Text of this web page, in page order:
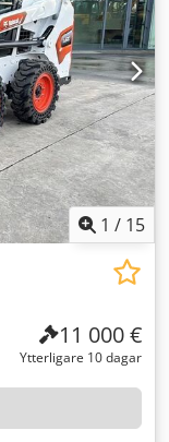
Hastighetsklass:
fram typ:
bak typ:
4:e
CE-certifikat,
säte,
1 / 15
11 000 €
Ytterligare 10 dagar